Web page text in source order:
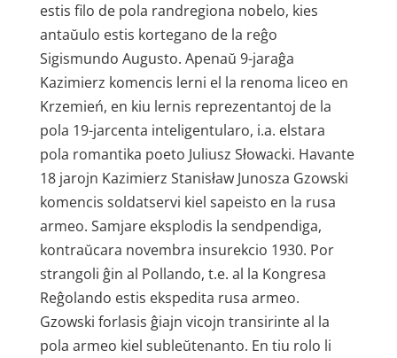
estis filo de pola randregiona nobelo, kies
antaŭulo estis kortegano de la reĝo
Sigismundo Augusto. Apenaŭ 9-jaraĝa
Kazimierz komencis lerni el la renoma liceo en
Krzemień, en kiu lernis reprezentantoj de la
pola 19-jarcenta inteligentularo, i.a. elstara
pola romantika poeto Juliusz Słowacki. Havante
18 jarojn Kazimierz Stanisław Junosza Gzowski
komencis soldatservi kiel sapeisto en la rusa
armeo. Samjare eksplodis la sendpendiga,
kontraŭcara novembra insurekcio 1930. Por
strangoli ĝin al Pollando, t.e. al la Kongresa
Reĝolando estis ekspedita rusa armeo.
Gzowski forlasis ĝiajn vicojn transirinte al la
pola armeo kiel subleŭtenanto. En tiu rolo li